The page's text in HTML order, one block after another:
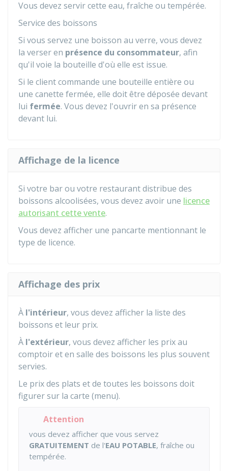
Vous devez servir cette eau, fraîche ou tempérée.
Service des boissons
Si vous servez une boisson au verre, vous devez
la verser en présence du consommateur, afin
qu'il voie la bouteille d'où elle est issue.
Si le client commande une bouteille entière ou
une canette fermée, elle doit être déposée devant
lui fermée. Vous devez l'ouvrir en sa présence
devant lui.
Affichage de la licence
Si votre bar ou votre restaurant distribue des
boissons alcoolisées, vous devez avoir une licence
autorisant cette vente.
Vous devez afficher une pancarte mentionnant le
type de licence.
Affichage des prix
À l'intérieur, vous devez afficher la liste des
boissons et leur prix.
À l'extérieur, vous devez afficher les prix au
comptoir et en salle des boissons les plus souvent
servies.
Le prix des plats et de toutes les boissons doit
figurer sur la carte (menu).
Attention
vous devez afficher que vous servez
GRATUITEMENT de l'EAU POTABLE, fraîche ou
tempérée.